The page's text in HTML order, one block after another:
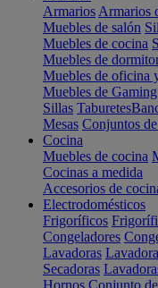
Armarios Armarios
Muebles de salón
Muebles de cocina
Muebles de
Muebles de oficina
Muebles de Gaming
Sillas Taburetes
Mesas Conjuntos
Cocina
Muebles de cocina
Cocinas a medida
Accesorios de
Electrodomésticos
Frigoríficos
Congeladores
Lavadoras
Secadoras
Hornos Conjunto